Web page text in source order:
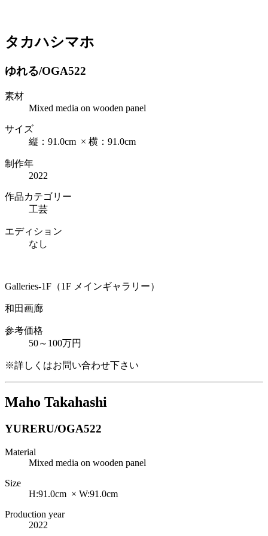
タカハシマホ
ゆれる/OGA522
素材
Mixed media on wooden panel
サイズ
縦：91.0cm × 横：91.0cm
制作年
2022
作品カテゴリー
工芸
エディション
なし
Galleries-1F（1F メインギャラリー）
和田画廊
参考価格
50～100万円
※詳しくはお問い合わせ下さい
Maho Takahashi
YURERU/OGA522
Material
Mixed media on wooden panel
Size
H:91.0cm × W:91.0cm
Production year
2022